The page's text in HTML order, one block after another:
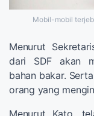
Mobil-mobil
Menurut
dari SDF akan
bahan bakar.
orang yang